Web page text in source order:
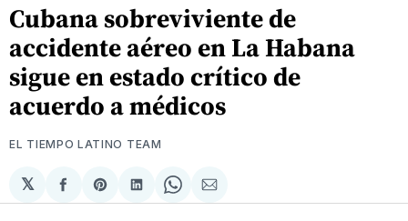
Cubana sobreviviente de
accidente aéreo en La Habana
sigue en estado crítico de
acuerdo a médicos
EL TIEMPO LATINO TEAM
𝕏
Compartir
en
Share
on
Compartir
en
Share
on
Compartir
via